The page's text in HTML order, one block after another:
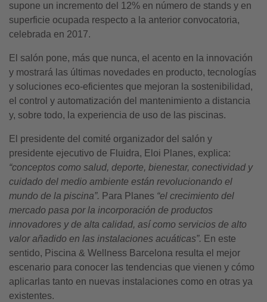
supone un incremento del 12% en número de stands y en
superficie ocupada respecto a la anterior convocatoria,
celebrada en 2017.
El salón pone, más que nunca, el acento en la innovación
y mostrará las últimas novedades en producto, tecnologías
y soluciones eco-eficientes que mejoran la sostenibilidad,
el control y automatización del mantenimiento a distancia
y, sobre todo, la experiencia de uso de las piscinas.
El presidente del comité organizador del salón y
presidente ejecutivo de Fluidra, Eloi Planes, explica:
“conceptos como salud, deporte, bienestar, conectividad y
cuidado del medio ambiente están revolucionando el
mundo de la piscina”. Para Planes “el crecimiento del
mercado pasa por la incorporación de productos
innovadores y de alta calidad, así como servicios de alto
valor añadido en las instalaciones acuáticas”. En este
sentido, Piscina & Wellness Barcelona resulta el mejor
escenario para conocer las tendencias que vienen y cómo
aplicarlas tanto en nuevas instalaciones como en otras ya
existentes.